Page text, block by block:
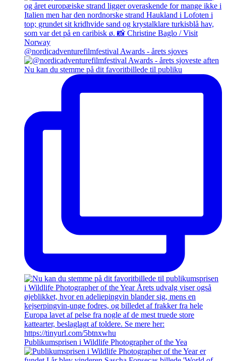
@nordicadventurefilmfestival Awards - årets sjoves
Nu kan du stemme på dit favoritbillede til publiku
Publikumsprisen i Wildlife Photographer of the Yea